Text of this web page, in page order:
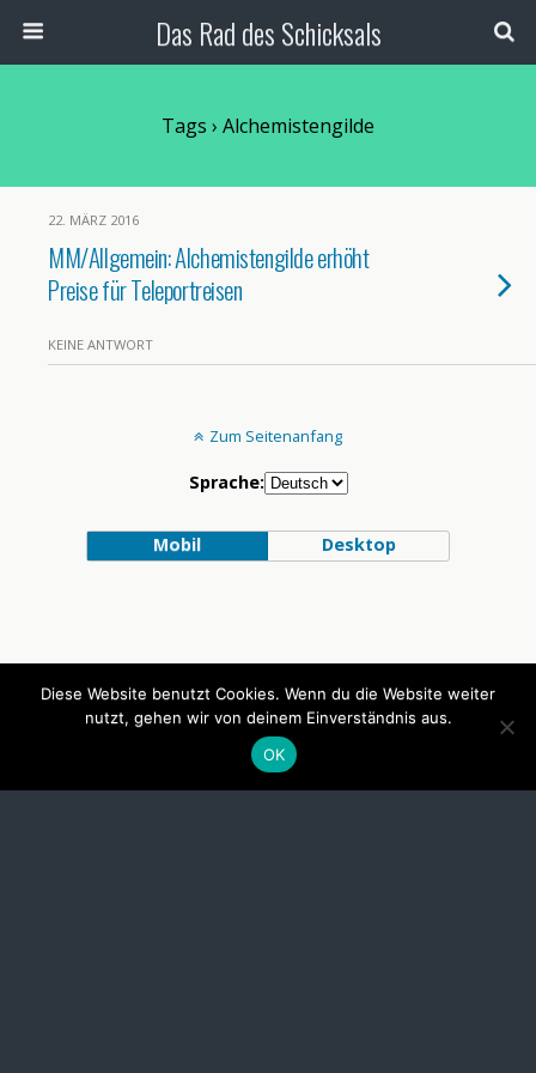
Das Rad des Schicksals
Tags › Alchemistengilde
22. MÄRZ 2016
MM/Allgemein: Alchemistengilde erhöht
Preise für Teleportreisen
KEINE ANTWORT
Zum Seitenanfang
Sprache:
Mobil Desktop
Diese Website benutzt Cookies. Wenn du die Website weiter
nutzt, gehen wir von deinem Einverständnis aus.
OK